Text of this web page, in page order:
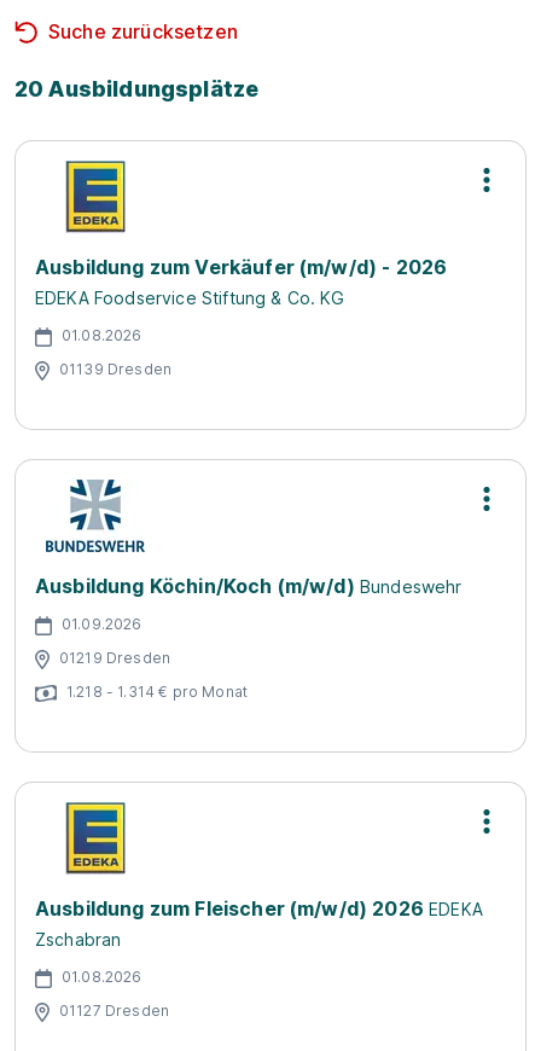
Suche zurücksetzen
20 Ausbildungsplätze
Ausbildung zum Verkäufer (m/w/d) - 2026
EDEKA Foodservice Stiftung & Co. KG
01.08.2026
01139 Dresden
Ausbildung Köchin/Koch (m/w/d) Bundeswehr
01.09.2026
01219 Dresden
1.218 - 1.314 € pro Monat
Ausbildung zum Fleischer (m/w/d) 2026 EDEKA
Zschabran
01.08.2026
01127 Dresden